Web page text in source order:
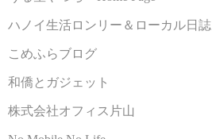
ハノイ生活ロンリー＆ローカル日誌
こめふらブログ
和僑とガジェット
株式会社オフィス片山